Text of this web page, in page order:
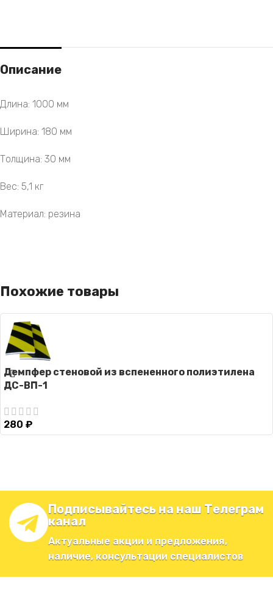
Описание
Длина: 1000 мм
Ширина: 180 мм
Толщина: 30 мм
Вес: 5,1 кг
Материал: резина
Похожие товары
Демпфер стеновой из вспененного полиэтилена
ДС-ВП-1
280 ₽
Подписывайтесь на наш Телеграм
канал
Актуальные акции и предложения,
наличие, консультации специалистов